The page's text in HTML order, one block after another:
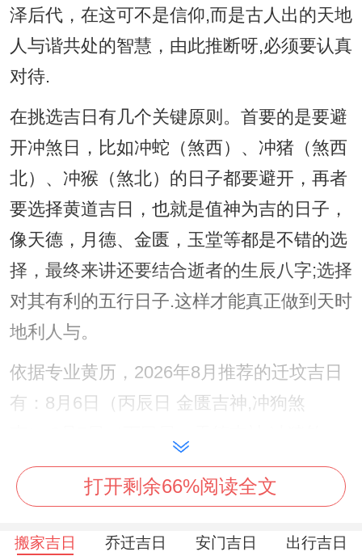
泽后代，在这可不是信仰,而是古人出的天地
人与谐共处的智慧，由此推断呀,必须要认真
对待.
在挑选吉日有几个关键原则。首要的是要避
开冲煞日，比如冲蛇（煞西）、冲猪（煞西
北）、冲猴（煞北）的日子都要避开，再者
要选择黄道吉日，也就是值神为吉的日子，
像天德，月德、金匮，玉堂等都是不错的选
择，最终来讲还要结合逝者的生辰八字;选择
对其有利的五行日子.这样才能真正做到天时
地利人与。
依据专业黄历，2026年8月推荐的迁坟吉日
有：8月6日（丙辰日 金匮吉神,冲狗煞
东）。
8月13日（癸亥日,玉堂吉神,冲蛇煞西）.8月
18日（戊辰日，青龙吉神,冲狗煞南）。8月
打开剩余66%阅读全文
搬家吉日 乔迁吉日 安门吉日 出行吉日